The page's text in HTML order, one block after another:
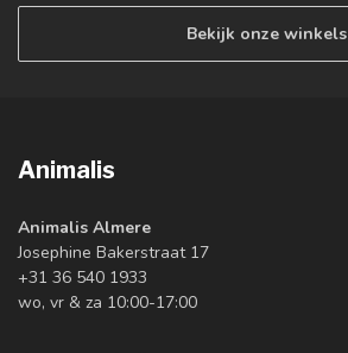
Bekijk onze winkels
Animalis
Animalis Almere
Josephine Bakerstraat 17
+31 36 540 1933
wo, vr & za 10:00-17:00